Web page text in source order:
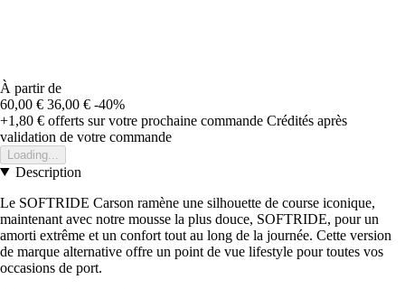
À partir de
60,00 € 36,00 € -40%
+1,80 € offerts sur votre prochaine commande Crédités après
validation de votre commande
Loading...
Description
Le SOFTRIDE Carson ramène une silhouette de course iconique,
maintenant avec notre mousse la plus douce, SOFTRIDE, pour un
amorti extrême et un confort tout au long de la journée. Cette version
de marque alternative offre un point de vue lifestyle pour toutes vos
occasions de port.